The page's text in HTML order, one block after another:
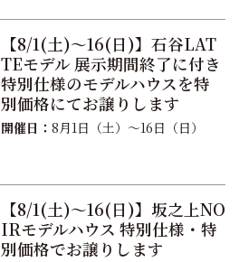
【8/1(土)〜16(日)】石谷LAT
TEモデル 展示期間終了に付き
特別仕様のモデルハウスを特
別価格にてお譲りします
開催日： 8月1日（土）〜16日（日）
【8/1(土)〜16(日)】坂之上NO
IRモデルハウス 特別仕様・特
別価格でお譲りします